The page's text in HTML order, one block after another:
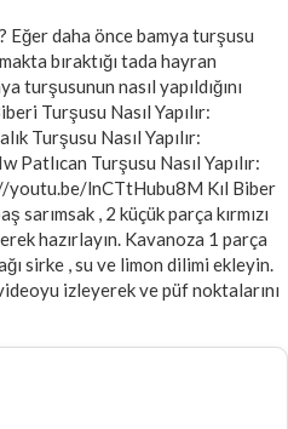
Eğer daha önce bamya turşusu
bıraktığı tada hayran
nasıl yapıldığını
Turşusu Nasıl Yapılır:
Turşusu Nasıl Yapılır:
Turşusu Nasıl Yapılır:
youtu.be/lnCTtHubu8M Kıl Biber
, 2 küçük parça kırmızı
hazırlayın. Kavanoza 1 parça
sirke , su ve limon dilimi ekleyin.
izleyerek ve püf noktalarını